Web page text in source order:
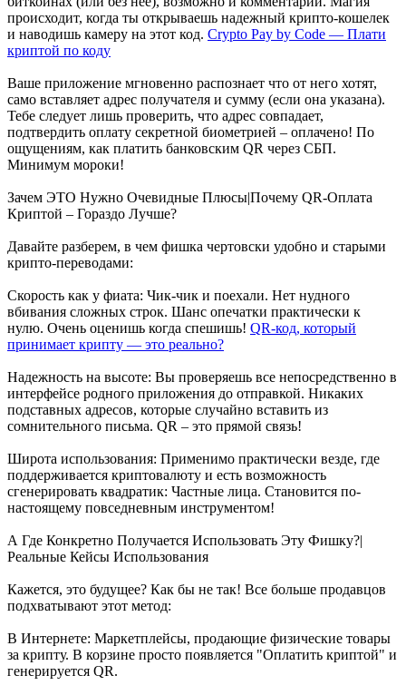
происходит, когда ты открываешь надежный крипто-кошелек
и наводишь камеру на этот код. Crypto Pay by Code — Плати
криптой по коду
Ваше приложение мгновенно распознает что от него хотят,
само вставляет адрес получателя и сумму (если она указана).
Тебе следует лишь проверить, что адрес совпадает,
подтвердить оплату секретной биометрией – оплачено! По
ощущениям, как платить банковским QR через СБП.
Минимум мороки!
Зачем ЭТО Нужно Очевидные Плюсы|Почему QR-Оплата
Криптой – Гораздо Лучше?
Давайте разберем, в чем фишка чертовски удобно и старыми
крипто-переводами:
Скорость как у фиата: Чик-чик и поехали. Нет нудного
вбивания сложных строк. Шанс опечатки практически к
нулю. Очень оценишь когда спешишь! QR-код, который
принимает крипту — это реально?
Надежность на высоте: Вы проверяешь все непосредственно в
интерфейсе родного приложения до отправкой. Никаких
подставных адресов, которые случайно вставить из
сомнительного письма. QR – это прямой связь!
Широта использования: Применимо практически везде, где
поддерживается криптовалюту и есть возможность
сгенерировать квадратик: Частные лица. Становится по-
настоящему повседневным инструментом!
А Где Конкретно Получается Использовать Эту Фишку?|
Реальные Кейсы Использования
Кажется, это будущее? Как бы не так! Все больше продавцов
подхватывают этот метод:
В Интернете: Маркетплейсы, продающие физические товары
за крипту. В корзине просто появляется "Оплатить криптой" и
генерируется QR.